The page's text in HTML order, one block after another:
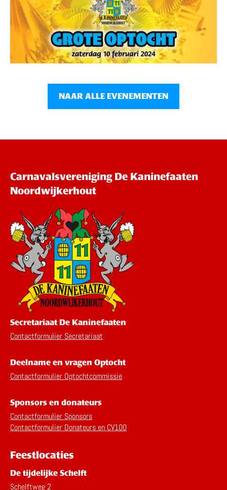
NAAR ALLE EVENEMENTEN
Carnavalsvereniging De Kaninefaaten
Noordwijkerhout
Secretariaat De Kaninefaaten
Contactformulier Secretariaat
Deelname en vragen Optocht
Contactformulier Optochtcommissie
Sponsors en donateurs
Contactformulier Sponsors
Contactformulier Donateurs en CV100
Feestlocaties
De tijdelijke Schelft
Schelftweg 2